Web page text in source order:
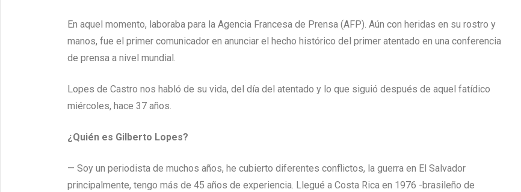
En aquel momento, laboraba para la Agencia Francesa de Prensa (AFP). Aún con heridas en su rostro y
manos, fue el primer comunicador en anunciar el hecho histórico del primer atentado en una conferencia
de prensa a nivel mundial.
Lopes de Castro nos habló de su vida, del día del atentado y lo que siguió después de aquel fatídico
miércoles, hace 37 años.
¿Quién es Gilberto Lopes?
— Soy un periodista de muchos años, he cubierto diferentes conflictos, la guerra en El Salvador
principalmente, tengo más de 45 años de experiencia. Llegué a Costa Rica en 1976 -brasileño de